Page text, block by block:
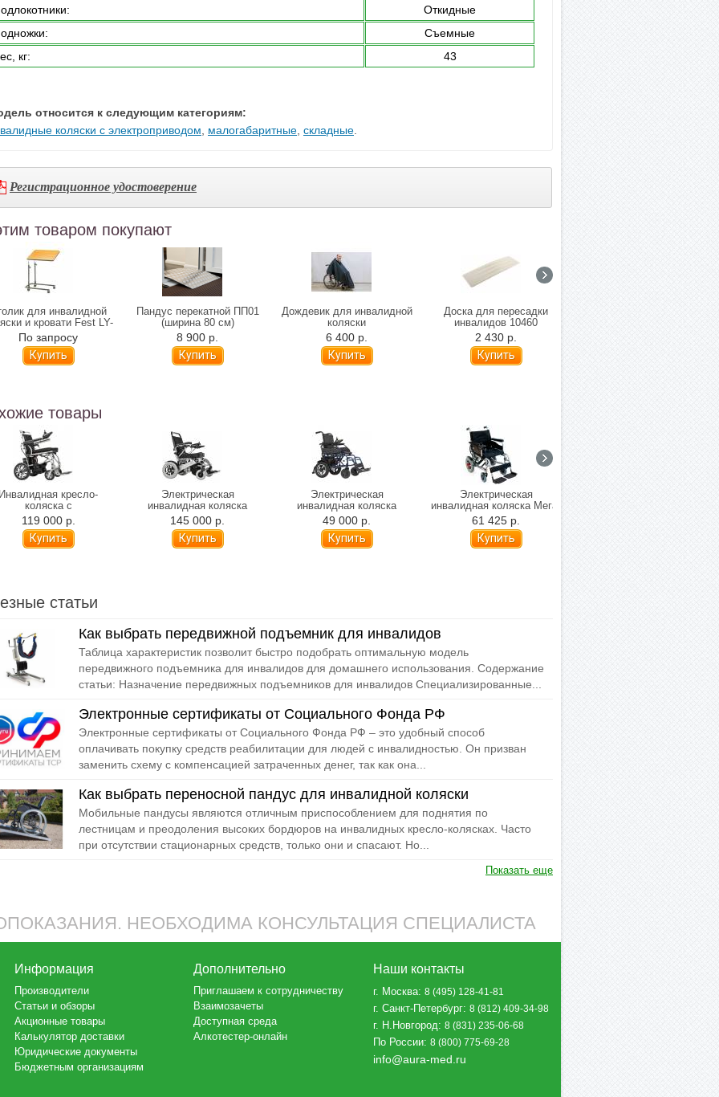
Откидные
Съемные
кг:
43
относится к следующим категориям:
коляски с электроприводом
малогабаритные складные
Регистрационное удостоверение
товаром покупают
для инвалидной
и кровати Fest LY-
600-119
По запросу
Пандус перекатной ПП01
(ширина 80 см)
8 900 р.
Дождевик для инвалидной
коляски
6 400 р.
Доска для пересадки
инвалидов 10460
2 430 р.
товары
Инвалидная кресло-
коляска с
Ortonica
Pulse 620 (складная)
119 000 р.
Электрическая
инвалидная коляска
Ortonica Pulse 640
(складная)
145 000 р.
Электрическая
инвалидная коляска
Ortonica Pulse 110
(складная)
49 000 р.
Электрическая
инвалидная коляска Мега-
Оптим FS110A
61 425 р.
статьи
Как выбрать передвижной подъемник для инвалидов
Таблица характеристик позволит быстро подобрать оптимальную модель
передвижного подъемника для инвалидов для домашнего использования. Содержание
статьи: Назначение передвижных подъемников для инвалидов Специализированные...
Электронные сертификаты от Социального Фонда РФ
Электронные сертификаты от Социального Фонда РФ – это удобный способ
оплачивать покупку средств реабилитации для людей с инвалидностью. Он призван
заменить схему с компенсацией затраченных денег, так как она...
Как выбрать переносной пандус для инвалидной коляски
Мобильные пандусы являются отличным приспособлением для поднятия по
лестницам и преодоления высоких бордюров на инвалидных кресло-колясках. Часто
при отсутствии стационарных средств, только они и спасают. Но...
Показать еще
НЕОБХОДИМА КОНСУЛЬТАЦИЯ СПЕЦИАЛИСТА
Информация
Производители
Статьи и обзоры
Акционные товары
Калькулятор доставки
Юридические документы
Бюджетным организациям
Дополнительно
Приглашаем к сотрудничеству
Взаимозачеты
Доступная среда
Алкотестер-онлайн
Наши контакты
г. Москва:8 (495) 128-41-81
г. Санкт-Петербург:8 (812) 409-34-98
г. Н.Новгород:8 (831) 235-06-68
По России:8 (800) 775-69-28
info@aura-med.ru